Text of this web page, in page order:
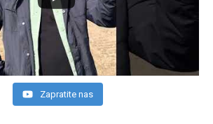
Zapratite nas